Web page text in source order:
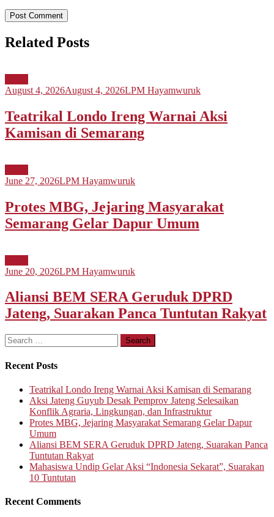
Related Posts
August 4, 2026August 4, 2026LPM Hayamwuruk
Teatrikal Londo Ireng Warnai Aksi
Kamisan di Semarang
June 27, 2026LPM Hayamwuruk
Protes MBG, Jejaring Masyarakat
Semarang Gelar Dapur Umum
June 20, 2026LPM Hayamwuruk
Aliansi BEM SERA Geruduk DPRD
Jateng, Suarakan Panca Tuntutan Rakyat
Search
for:
Recent Posts
Teatrikal Londo Ireng Warnai Aksi Kamisan di Semarang
Aksi Jateng Guyub Desak Pemprov Jateng Selesaikan
Konflik Agraria, Lingkungan, dan Infrastruktur
Protes MBG, Jejaring Masyarakat Semarang Gelar Dapur
Umum
Aliansi BEM SERA Geruduk DPRD Jateng, Suarakan Panca
Tuntutan Rakyat
Mahasiswa Undip Gelar Aksi “Indonesia Sekarat”, Suarakan
10 Tuntutan
Recent Comments